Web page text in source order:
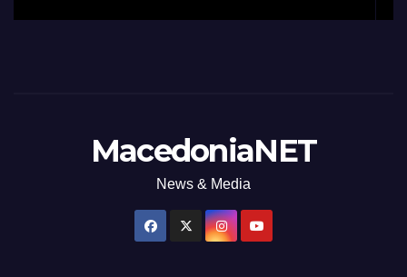
MacedoniaNET
News & Media